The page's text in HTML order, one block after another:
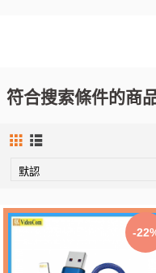
符合搜索條件的商
-